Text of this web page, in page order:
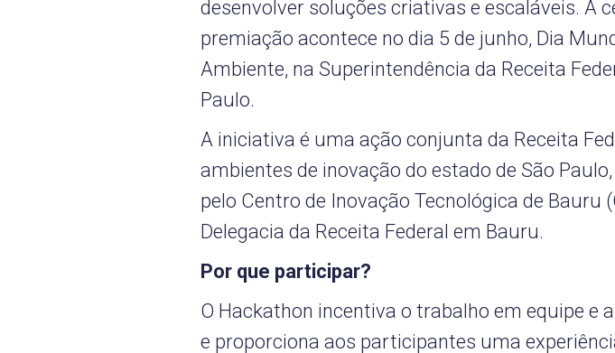
desenvolver soluções criativas e escaláveis. A
premiação acontece no dia 5 de junho, Dia
Ambiente, na Superintendência da Receita
Paulo.
A iniciativa é uma ação conjunta da Receita
ambientes de inovação do estado de São
pelo Centro de Inovação Tecnológica de Bauru
Delegacia da Receita Federal em Bauru.
Por que participar?
O Hackathon incentiva o trabalho em equipe e
e proporciona aos participantes uma